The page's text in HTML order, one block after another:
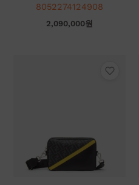
8052274124908
2,090,000원